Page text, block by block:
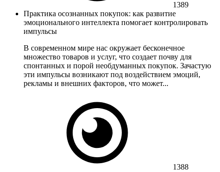
1389
Практика осознанных покупок: как развитие
эмоционального интеллекта помогает контролировать
импульсы
В современном мире нас окружает бесконечное
множество товаров и услуг, что создает почву для
спонтанных и порой необдуманных покупок. Зачастую
эти импульсы возникают под воздействием эмоций,
рекламы и внешних факторов, что может...
1388